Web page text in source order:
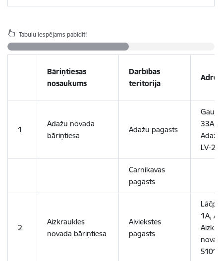
Tabulu iespējams pabīdīt!
Bāriņtiesas
nosaukums
Darbības
teritorija
1
Ādažu novada
bāriņtiesa
Ādažu pagasts
33A,
LV-
Carnikavas
pagasts
2
Aizkraukles
novada bāriņtiesa
Aiviekstes
pagasts
1A,
5101